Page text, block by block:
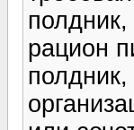
рацион